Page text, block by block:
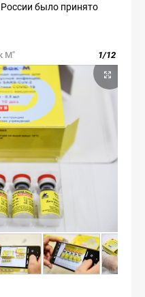
было принято
М" 1/12